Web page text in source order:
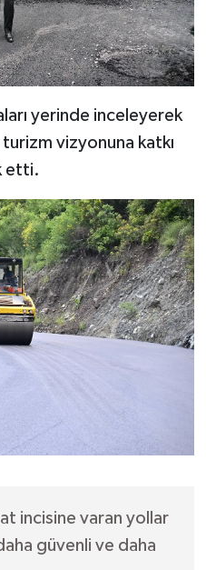
yerinde inceleyerek
vizyonuna katkı
etti.
incisine varan yollar
güvenli ve daha